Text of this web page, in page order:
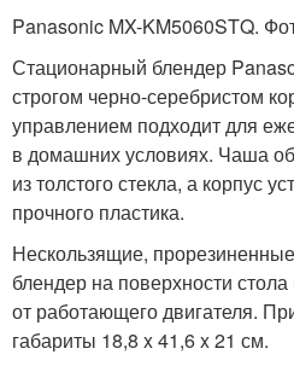
Panasonic MX-KM5060STQ.
Стационарный блендер
строгом черно-серебристом
управлением подходит для
в домашних условиях. Чаша
из толстого стекла, а корпус
прочного пластика.
Нескользящие,
блендер на поверхности
от работающего двигателя.
габариты 18,8 x 41,6 x 21 см.